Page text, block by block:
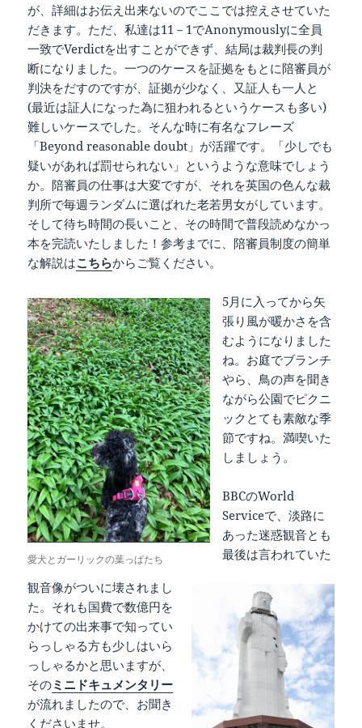
が、詳細はお伝え出来ないのでここでは控えさせていた
だきます。ただ、私達は11－1でAnonymouslyに全員
一致でVerdictを出すことができず、結局は裁判長の判
断になりました。一つのケースを証拠をもとに陪審員が
判決をだすのですが、証拠が少なく、又証人も一人と
(最近は証人になった為に狙われるというケースも多い)
難しいケースでした。そんな時に有名なフレーズ
「Beyond reasonable doubt」が活躍です。「少しでも
疑いがあれば罰せられない」というような意味でしょう
か。陪審員の仕事は大変ですが、それを英国の色んな裁
判所で毎週ランダムに選ばれた老若男女がしています。
そして待ち時間の長いこと、その時間で普段読めなかっ
本を完読いたしました！参考までに、陪審員制度の簡単
な解説はこちらからご覧ください。
愛犬とガーリックの葉っぱたち
5月に入ってから矢
張り風が暖かさを含
むようになりました
ね。お庭でブランチ
やら、鳥の声を聞き
ながら公園でピクニ
ックとても素敵な季
節ですね。満喫いた
しましょう。
BBCのWorld
Serviceで、淡路に
あった迷惑観音とも
最後は言われていた
観音像がついに壊されまし
た。それも国費で数億円を
かけての出来事で知ってい
らっしゃる方も少しはいら
っしゃるかと思いますが、
そのミニドキュメンタリー
が流れましたので、お聞き
くださいませ。